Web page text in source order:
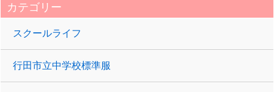
カテゴリー
スクールライフ
行田市立中学校標準服